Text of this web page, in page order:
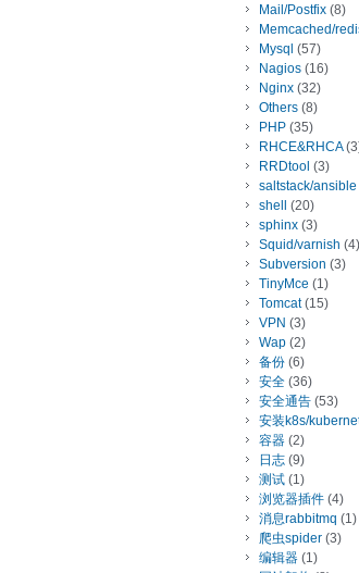
Mail/Postfix (8)
Memcached/
Mysql (57)
Nagios (16)
Nginx (32)
Others (8)
PHP (35)
RHCE&RHCA
RRDtool (3)
saltstack/ansible
shell
(20)
sphinx (3)
Squid/varnish (4)
Subversion (3)
TinyMce (1)
Tomcat(15)
VPN (3)
Wap (2)
备份 (6)
安全 (36)
安全通告 (53)
安装k8s/
容器 (2)
日志 (9)
测试 (1)
浏览器插件 (4)
消息rabbitmq (1)
爬虫spider (3)
编辑器 (1)